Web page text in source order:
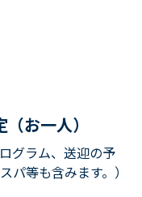
お一人）
グラム、送迎の予
パ等も含みます。）